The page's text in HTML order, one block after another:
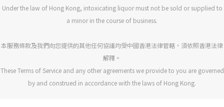
Under the law of Hong Kong, intoxicating liquor must not be sold or supplied to
a minor in the course of business.
本服務條款及我們向您提供的其他任何協議均受中國香港法律管轄，須依照香港法律
解釋。
These Terms of Service and any other agreements we provide to you are governed
by and construed in accordance with the laws of Hong Kong.